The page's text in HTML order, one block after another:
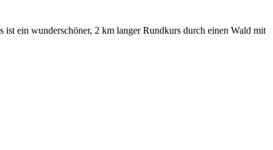
ein wunderschöner, 2 km langer Rundkurs durch einen Wald mit